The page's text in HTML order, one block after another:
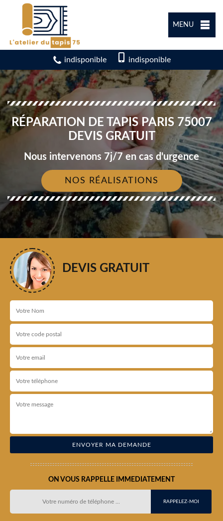
MENU
indisponible indisponible
RÉPARATION DE TAPIS PARIS 75007
DEVIS GRATUIT
Nous intervenons 7j/7 en cas d'urgence
NOS RÉALISATIONS
DEVIS GRATUIT
ON VOUS RAPPELLE IMMEDIATEMENT